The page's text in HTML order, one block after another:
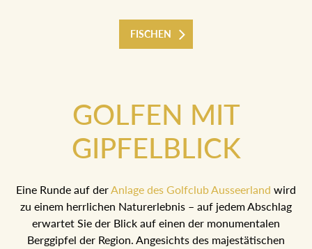
FISCHEN
GOLFEN MIT
GIPFELBLICK
Eine Runde auf derAnlage des Golfclub Ausseerlandwird
zu einem herrlichen Naturerlebnis – auf jedem Abschlag
erwartet Sie der Blick auf einen der monumentalen
Berggipfel der Region. Angesichts des majestätischen